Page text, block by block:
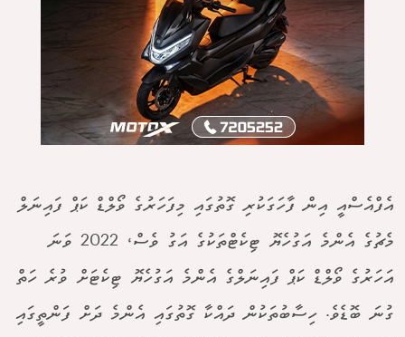
އެފްއެސްއީ އިން ފާހަގަކުރި ގޮތުގައި މިފަހަރުގެ ވޯލްޑް ކަޕް ފައިނަލް
މެޗުގެ އެންމެ އަގުހެޔޮ ޓިކެޓްތަކުގެ އަގު ވެސް، 2022 ވަނަ
އަހަރުގެ ވޯލްޑް ކަޕް ފައިނަލްގެ އެންމެ އަގުހެޔޮ ޓިކެޓަށް ވުރެ ހަތް
ގުނަ ބޮޑެވެ. ހިސާބުތަކުން ދައްކާ ގޮތުގައި އެންމެ ދަށް ފަންތީގައި